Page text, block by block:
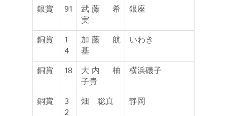
銀賞 91
武藤 希
実
銀座
銅賞
1
4
加藤 航
基
いわき
銅賞 18
大内 柚
子貴
横浜磯子
銅賞
3
2
畑 聡真 静岡